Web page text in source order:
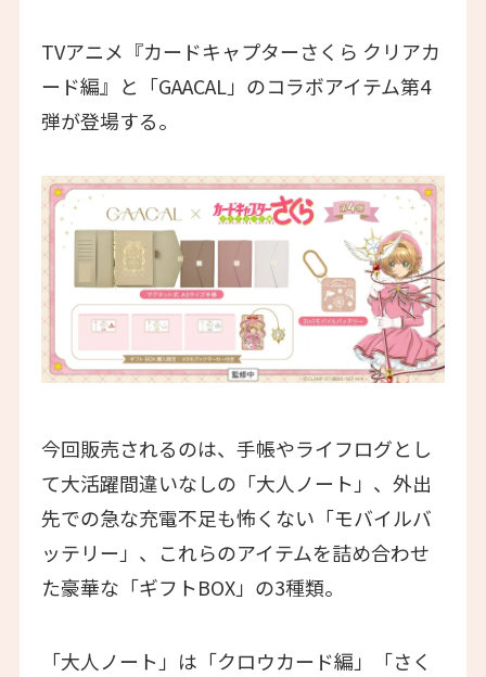
TVアニメ『カードキャプターさくら クリアカ
ード編』と「GAACAL」のコラボアイテム第4
弾が登場する。
今回販売されるのは、手帳やライフログとし
て大活躍間違いなしの「大人ノート」、外出
先での急な充電不足も怖くない「モバイルバ
ッテリー」、これらのアイテムを詰め合わせ
た豪華な「ギフトBOX」の3種類。
「大人ノート」は「クロウカード編」「さく